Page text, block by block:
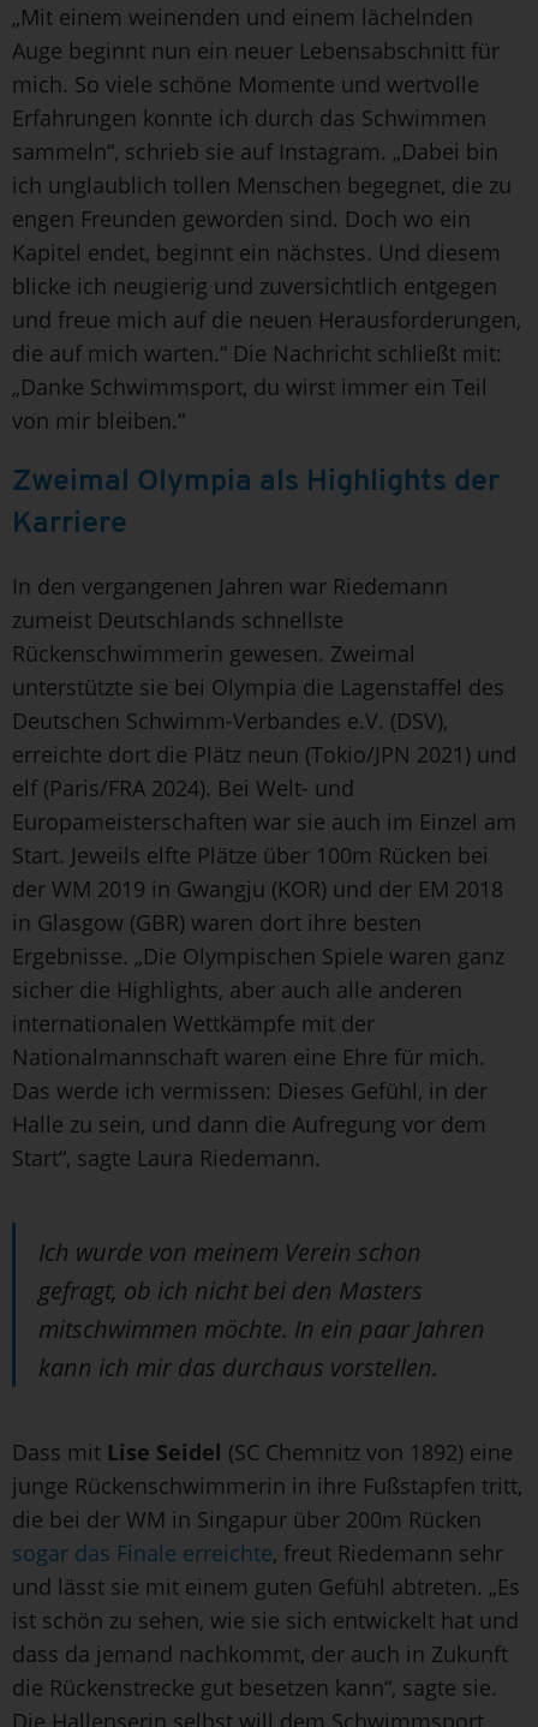
„Mit einem weinenden und einem lächelnden
Auge beginnt nun ein neuer Lebensabschnitt für
mich. So viele schöne Momente und wertvolle
Erfahrungen konnte ich durch das Schwimmen
sammeln“, schrieb sie auf Instagram. „Dabei bin
ich unglaublich tollen Menschen begegnet, die zu
engen Freunden geworden sind. Doch wo ein
Kapitel endet, beginnt ein nächstes. Und diesem
blicke ich neugierig und zuversichtlich entgegen
und freue mich auf die neuen Herausforderungen,
die auf mich warten.“ Die Nachricht schließt mit:
„Danke Schwimmsport, du wirst immer ein Teil
von mir bleiben.“
Zweimal Olympia als Highlights der
Karriere
In den vergangenen Jahren war Riedemann
zumeist Deutschlands schnellste
Rückenschwimmerin gewesen. Zweimal
unterstützte sie bei Olympia die Lagenstaffel des
Deutschen Schwimm-Verbandes e.V. (DSV),
erreichte dort die Plätz neun (Tokio/JPN 2021) und
elf (Paris/FRA 2024). Bei Welt- und
Europameisterschaften war sie auch im Einzel am
Start. Jeweils elfte Plätze über 100m Rücken bei
der WM 2019 in Gwangju (KOR) und der EM 2018
in Glasgow (GBR) waren dort ihre besten
Ergebnisse. „Die Olympischen Spiele waren ganz
sicher die Highlights, aber auch alle anderen
internationalen Wettkämpfe mit der
Nationalmannschaft waren eine Ehre für mich.
Das werde ich vermissen: Dieses Gefühl, in der
Halle zu sein, und dann die Aufregung vor dem
Start“, sagte Laura Riedemann.
Ich wurde von meinem Verein schon
gefragt, ob ich nicht bei den Masters
mitschwimmen möchte. In ein paar Jahren
kann ich mir das durchaus vorstellen.
Dass mit Lise Seidel (SC Chemnitz von 1892) eine
junge Rückenschwimmerin in ihre Fußstapfen tritt,
die bei der WM in Singapur über 200m Rücken
sogar das Finale erreichte, freut Riedemann sehr
und lässt sie mit einem guten Gefühl abtreten. „Es
ist schön zu sehen, wie sie sich entwickelt hat und
dass da jemand nachkommt, der auch in Zukunft
die Rückenstrecke gut besetzen kann“, sagte sie.
Die Hallenserin selbst will dem Schwimmsport